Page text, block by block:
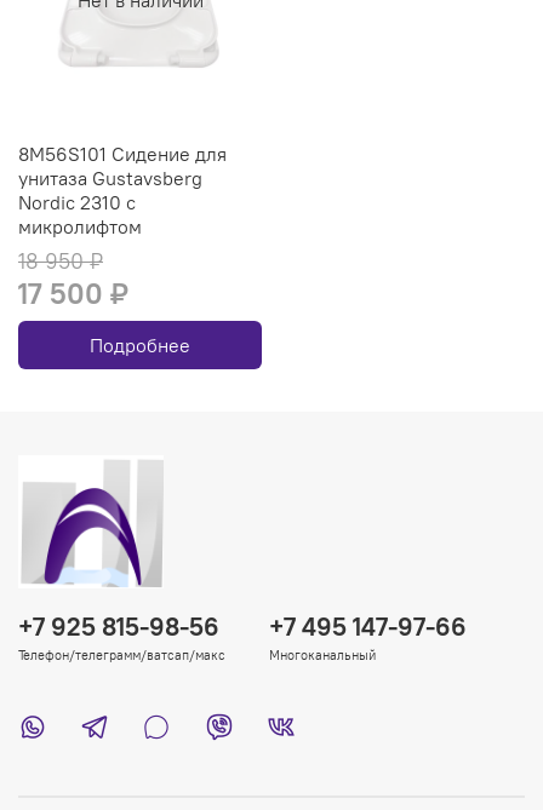
8M56S101 Сидение для
унитаза Gustavsberg
Nordic 2310 с
микролифтом
18 950 ₽
17 500 ₽
Подробнее
+7 925 815-98-56
Телефон/телеграмм/ватсап/макс
+7 495 147-97-66
Многоканальный